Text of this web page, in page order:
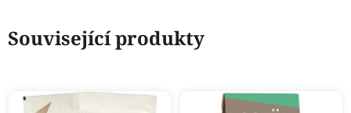
Související produkty